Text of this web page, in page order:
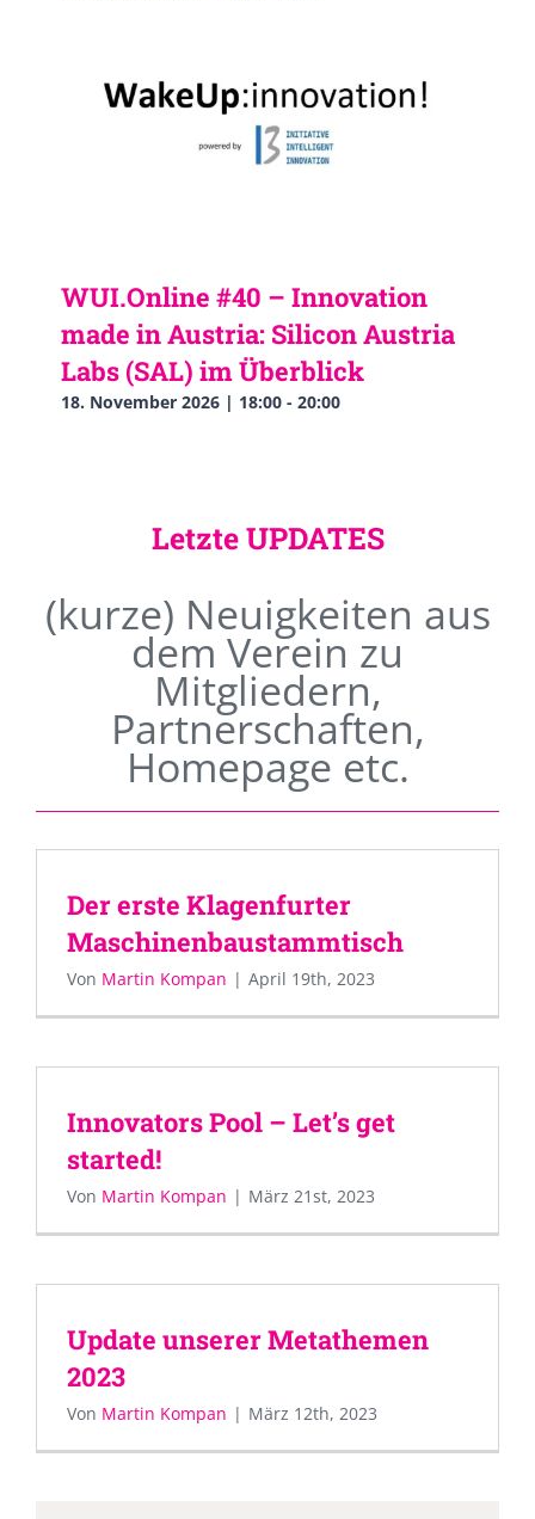
WUI.Online #40 – Innovation
made in Austria: Silicon Austria
Labs (SAL) im Überblick
18. November 2026 | 18:00 - 20:00
Letzte UPDATES
(kurze) Neuigkeiten aus
dem Verein zu
Mitgliedern,
Partnerschaften,
Homepage etc.
Der erste Klagenfurter
Maschinenbaustammtisch
Von Martin Kompan | April 19th, 2023
Innovators Pool – Let’s get
started!
Von Martin Kompan | März 21st, 2023
Update unserer Metathemen
2023
Von Martin Kompan | März 12th, 2023